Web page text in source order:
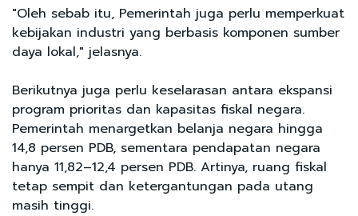
"Oleh sebab itu, Pemerintah juga perlu memperkuat
kebijakan industri yang berbasis komponen sumber
daya lokal," jelasnya.
Berikutnya juga perlu keselarasan antara ekspansi
program prioritas dan kapasitas fiskal negara.
Pemerintah menargetkan belanja negara hingga
14,8 persen PDB, sementara pendapatan negara
hanya 11,82–12,4 persen PDB. Artinya, ruang fiskal
tetap sempit dan ketergantungan pada utang
masih tinggi.